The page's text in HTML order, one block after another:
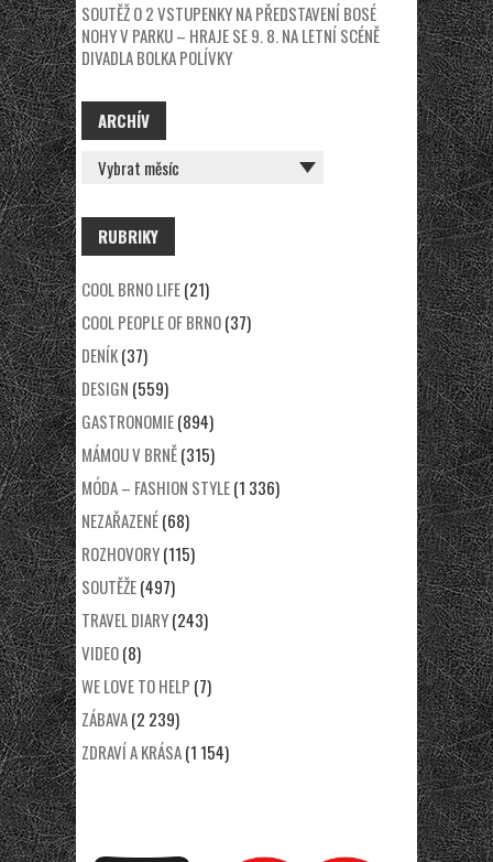
SOUTĚŽ O 2 VSTUPENKY NA PŘEDSTAVENÍ BOSÉ
NOHY V PARKU – HRAJE SE 9. 8. NA LETNÍ SCÉNĚ
DIVADLA BOLKA POLÍVKY
ARCHÍV
ARCHÍV
RUBRIKY
COOL BRNO LIFE(21)
COOL PEOPLE OF BRNO(37)
DENÍK(37)
DESIGN (559)
GASTRONOMIE(894)
MÁMOU V BRNĚ(315)
MÓDA – FASHION STYLE(1 336)
NEZAŘAZENÉ(68)
ROZHOVORY(115)
SOUTĚŽE(497)
TRAVEL DIARY(243)
VIDEO(8)
WE LOVE TO HELP (7)
ZÁBAVA(2 239)
ZDRAVÍ A KRÁSA(1 154)